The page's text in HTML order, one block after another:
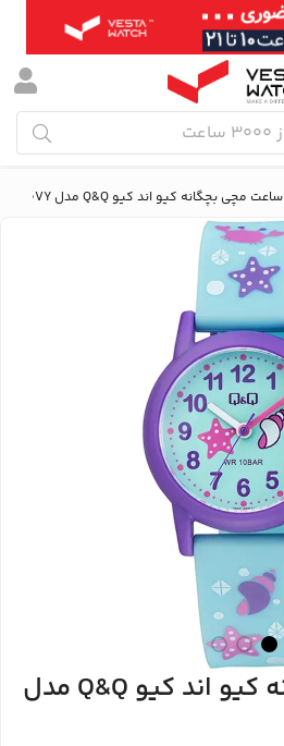
ساعت مچی بچگانه کیو اند کیو Q&Q مدل V23A-020VY
ساعت مچی بچگانه کیو اند کیو Q&Q مدل